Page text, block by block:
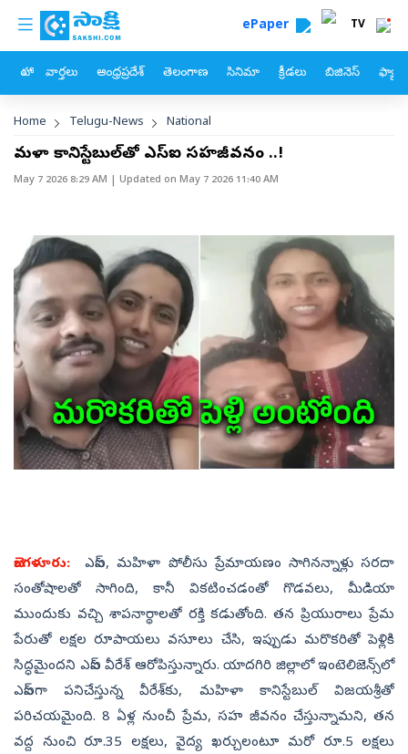
Skip to main content
custom menu ePaper TV
హోం వార్తలు ఆంధ్రప్రదేశ్ తెలంగాణ సినిమా క్రీడలు బిజినెస్
Breadcrumb
Home Telugu-News National
మహిళా కానిస్టేబుల్‌తో ఎస్‌ఐ సహజీవనం ..!
May 7 2026 8:29 AM | Updated on May 7 2026 11:40 AM
బెంగళూరు:ఎస్‌ఐ, మహిళా పోలీసు ప్రేమాయణం సాగినన్నాళ్లు సరదా
సంతోషాలతో సాగింది, కానీ వికటించడంతో గొడవలు, మీడియా
ముందుకు వచ్చి శాపనార్థాలతో రక్తి కడుతోంది. తన ప్రియురాలు ప్రేమ
పేరుతో లక్షల రూపాయలు వసూలు చేసి, ఇప్పుడు మరొకరితో పెళ్లికి
సిద్ధమైందని ఎస్‌ఐ వీరేశ్‌ ఆరోపిస్తున్నారు. యాదగిరి జిల్లాలో ఇంటెలిజెన్స్‌లో
ఎస్‌ఐగా పనిచేస్తున్న వీరేశ్‌కు, మహిళా కానిస్టేబుల్‌ విజయశ్రీతో
పరిచయమైంది. 8 ఏళ్ల నుంచీ ప్రేమ, సహ జీవనం చేస్తున్నామని, తన
వద్ద నుంచి రూ.35 లక్షలు, వైద్య ఖర్చులంటూ మరో రూ.5 లక్షలు